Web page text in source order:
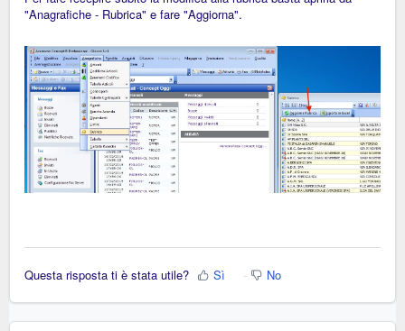
"Anagrafiche - Rubrica" e fare "Aggiorna".
Questa risposta ti è stata utile? Sì No